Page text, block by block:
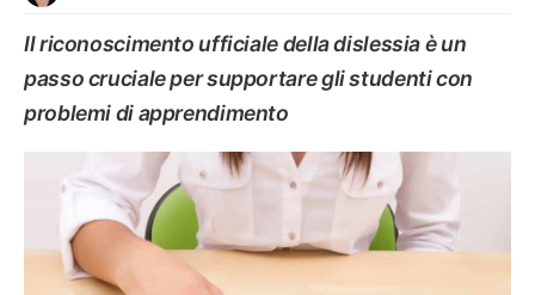
Il riconoscimento ufficiale della dislessia è un
passo cruciale per supportare gli studenti con
problemi di apprendimento